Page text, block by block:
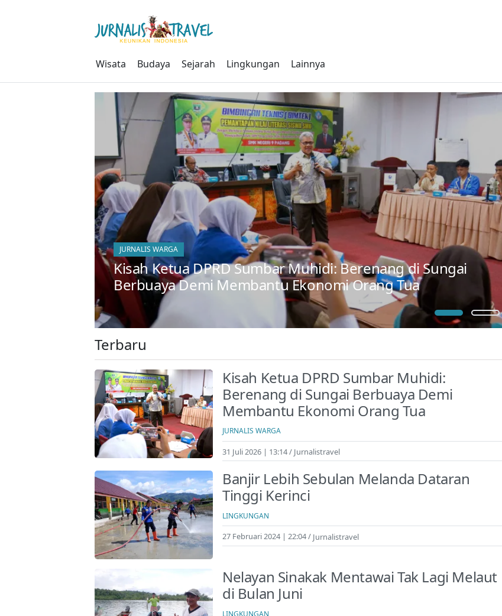
Wisata Budaya Sejarah Lingkungan Lainnya
JURNALIS WARGA
Kisah Ketua DPRD Sumbar Muhidi: Berenang di Sungai
Berbuaya Demi Membantu Ekonomi Orang Tua
Terbaru
Kisah Ketua DPRD Sumbar Muhidi:
Berenang di Sungai Berbuaya Demi
Membantu Ekonomi Orang Tua
JURNALIS WARGA
31 Juli 2026 | 13:14 Jurnalistravel
Banjir Lebih Sebulan Melanda Dataran
Tinggi Kerinci
LINGKUNGAN
27 Februari 2024 | 22:04 Jurnalistravel
Nelayan Sinakak Mentawai Tak Lagi Melaut
di Bulan Juni
LINGKUNGAN